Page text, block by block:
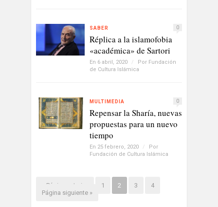
SABER 0
Réplica a la islamofobia
«académica» de Sartori
En 6 abril, 2020 / Por Fundación
de Cultura Islámica
MULTIMEDIA 0
Repensar la Sharía, nuevas
propuestas para un nuevo
tiempo
En 25 febrero, 2020 /
Por
Fundación de Cultura Islámica
« Página anterior 1 2 3
4
Página siguiente »